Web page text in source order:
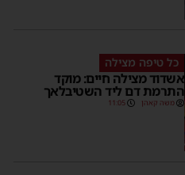
כל טיפה מצילה
אשדוד מצילה חיים: מוקד
התרמת דם ליד השטיבלאך
משה קאהן 11:05